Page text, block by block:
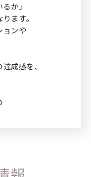
か」
ます。
ョンや
成感を、